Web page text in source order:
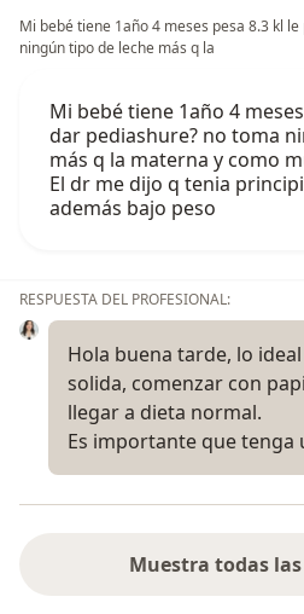
B) Factores asociados a la
6 a 12 años, Acapulco, Guerrero.
2016
• Realización de trabajo en
nutricional en pacientes con
Espástica y factores
Motor Fuction”. Centro de Rehabilitación CRIT,
2015
• Análisis y redacción de
Investigación“Prevalencia de
pacientes con Enfermedad
el Instituto Nacional de
Salvador Zubirán.
hepatopatías” en el Instituto
Mi bebé tiene 1año 4 meses pesa 8.3 kl
ningún tipo de leche más q la
Mi bebé tiene 1año 4
dar pediashure? no toma
más q la materna y como
El dr me dijo q tenia
además bajo peso
RESPUESTA DEL PROFESIONAL:
Hola buena tarde, lo
solida, comenzar con
llegar a dieta normal.
Es importante que tenga
Muestra todas